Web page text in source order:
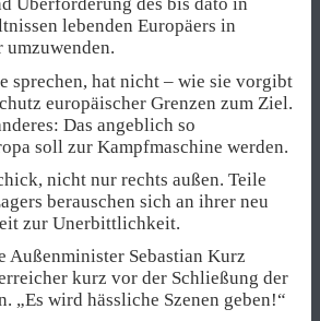
Überforderung des bis dato in
lebenden Europäers in
umzuwenden.
sprechen, hat nicht – wie sie vorgibt
europäischer Grenzen zum Ziel.
Das angeblich so
soll zur Kampfmaschine werden.
nicht nur rechts außen. Teile
berauschen sich an ihrer neu
zur Unerbittlichkeit.
Außenminister Sebastian Kurz
kurz vor der Schließung der
„Es wird hässliche Szenen geben!“